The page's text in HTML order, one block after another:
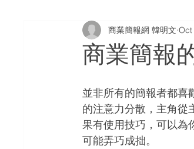
商業簡報
商業簡報網 韓明文 Oct
並非所有的簡報者都喜
的注意力分散，主角從
果有使用技巧，可以為
可能弄巧成拙。